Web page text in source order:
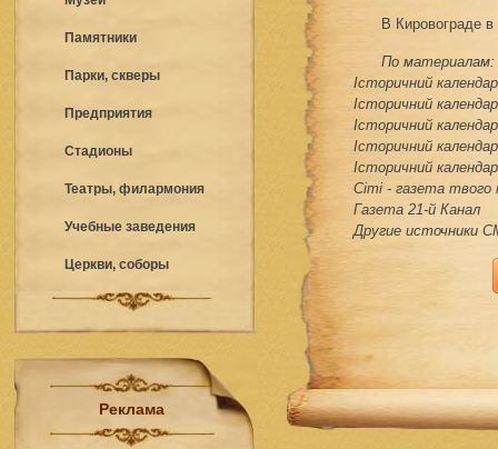
Памятники
Парки, скверы
Предприятия
Стадионы
Театры, филармония
Учебные заведения
Церкви, соборы
Реклама
В Кировограде
По материалам:
Історичний
Історичний
Історичний
Історичний
Історичний
Сіті - газета твого
Газета 21-й Канал
Другие источники